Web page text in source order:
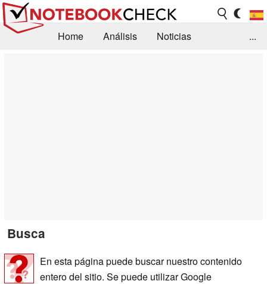
Home Análisis
Noticias
...
Busca
En esta página puede buscar nuestro contenido
entero del sitio. Se puede utilizar Google